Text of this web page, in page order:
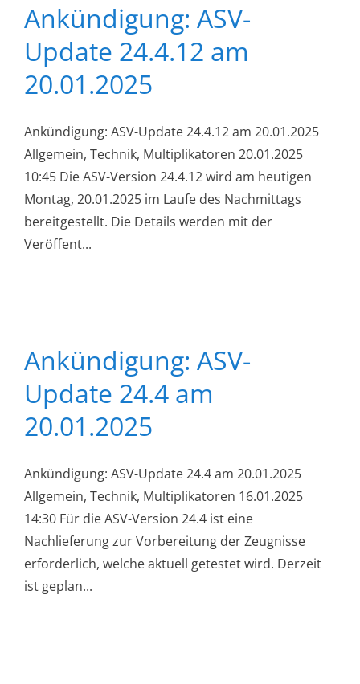
Ankündigung: ASV-
Update 24.4.12 am
20.01.2025
Ankündigung: ASV-Update 24.4.12 am 20.01.2025
Allgemein, Technik, Multiplikatoren 20.01.2025
10:45 Die ASV-Version 24.4.12 wird am heutigen
Montag, 20.01.2025 im Laufe des Nachmittags
bereitgestellt. Die Details werden mit der
Veröffent...
Ankündigung: ASV-
Update 24.4 am
20.01.2025
Ankündigung: ASV-Update 24.4 am 20.01.2025
Allgemein, Technik, Multiplikatoren 16.01.2025
14:30 Für die ASV-Version 24.4 ist eine
Nachlieferung zur Vorbereitung der Zeugnisse
erforderlich, welche aktuell getestet wird. Derzeit
ist geplan...